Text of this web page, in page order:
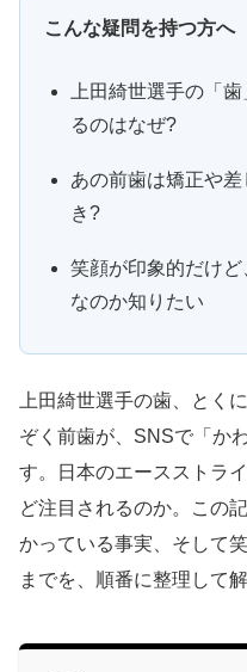
こんな疑問を持つ方へ
上田綺世選手の「
るのはなぜ?
あの前歯は矯正や
き?
笑顔が印象的だけ
なのか知りたい
上田綺世選手の歯、とく
ぞく前歯が、SNSで「か
す。日本のエースストラ
ど注目されるのか。この
かっている事実、そして
までを、順番に整理して